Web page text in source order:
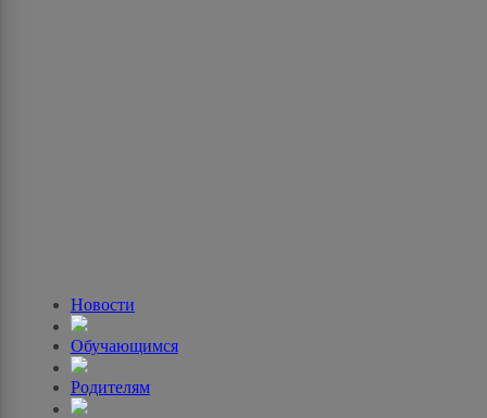
Новости
Обучающимся
Родителям